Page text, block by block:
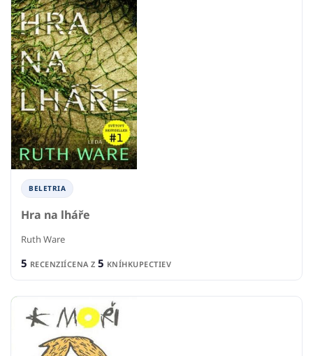
BELETRIA
Hra na lháře
Ruth Ware
5 RECENZIÍCENA Z 5 KNÍHKUPECTIEV